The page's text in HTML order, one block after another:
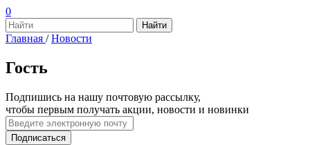
0
Главная / Новости
Гость
Подпишись на нашу почтовую рассылку,
чтобы первым получать акции, новости и новинки
Подписаться